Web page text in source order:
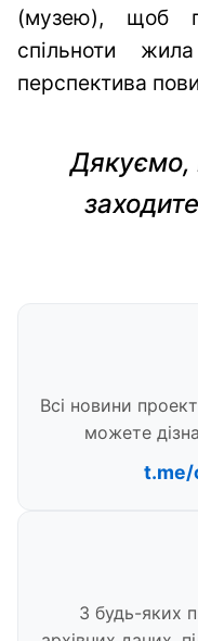
(музею), щоб
спільноти
перспектива
Дякуємо,
Всі новини
можете
t.me/
З будь-яких